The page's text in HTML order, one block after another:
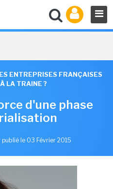
ENTREPRISES FRANÇAISES
LA TRAINE ?
d'une phase
publié le 03 Février 2015